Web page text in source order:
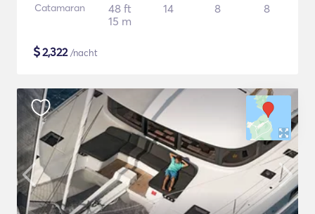
Catamaran
48 ft
15 m
14 8 8
$2,322/nacht